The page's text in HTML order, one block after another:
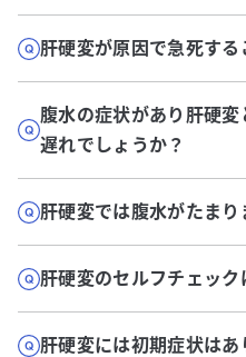
肝硬変が原因で急死する
腹水の症状があり肝硬
遅れでしょうか？
肝硬変では腹水がたまり
肝硬変のセルフチェック
肝硬変には初期症状はあ